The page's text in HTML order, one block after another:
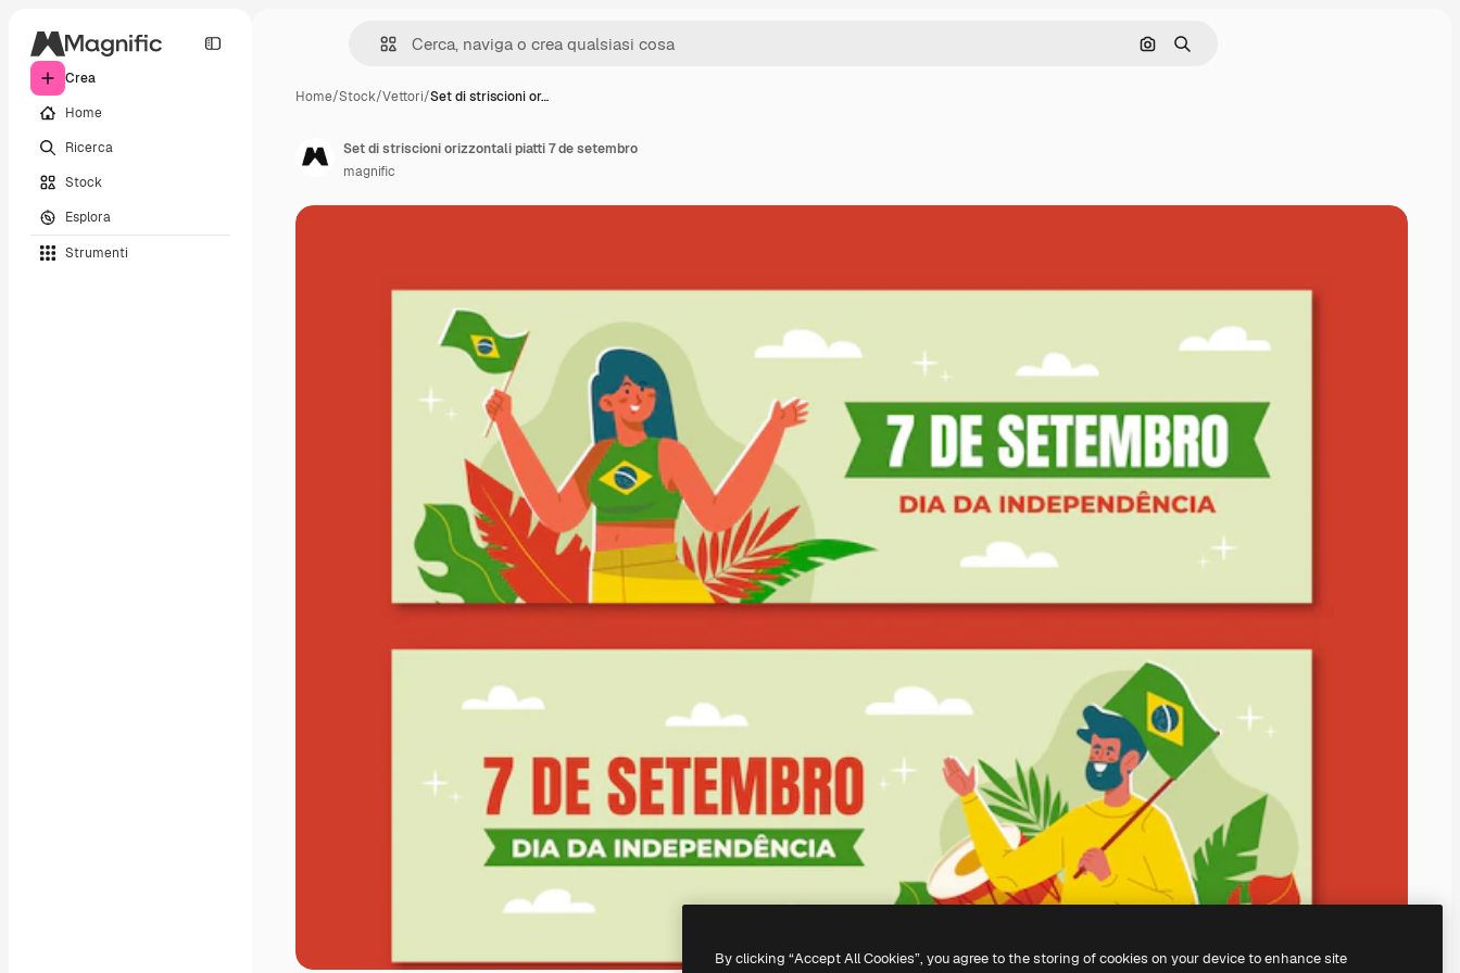
Crea
Home
Ricerca
Stock
Esplora
Strumenti
Cerca per immagine
Ricerca
Home/Stock/Vettori/Set di striscioni or…
Set di striscioni orizzontali piatti 7 de setembro
magnific
By clicking “Accept All Cookies”, you agree to the storing of cookies on your device to enhance site